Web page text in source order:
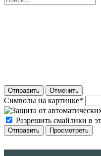
Отправить Отменить
Символы на картинке*
Разрешить смайлики в